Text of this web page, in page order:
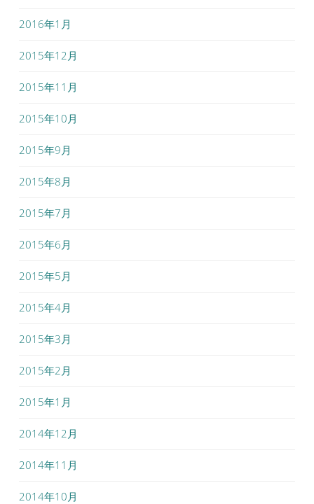
2016年1月
2015年12月
2015年11月
2015年10月
2015年9月
2015年8月
2015年7月
2015年6月
2015年5月
2015年4月
2015年3月
2015年2月
2015年1月
2014年12月
2014年11月
2014年10月